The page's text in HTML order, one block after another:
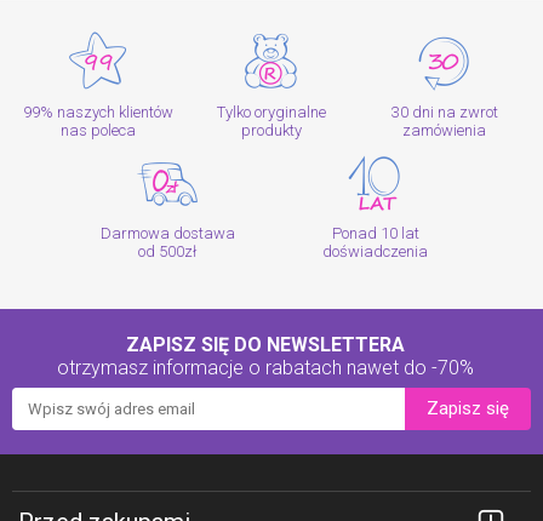
99% naszych klientów
nas poleca
Tylko oryginalne
produkty
30 dni na zwrot
zamówienia
Darmowa dostawa
od 500zł
Ponad 10 lat
doświadczenia
ZAPISZ SIĘ DO NEWSLETTERA
otrzymasz informacje o rabatach nawet do -70%
Zapisz się